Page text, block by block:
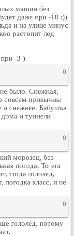
машин без
даже при -10 :))
и на улице минус
растопит лед
при -3 )
0
было. Снежная,
совсем привычны
и снежнее. Бабушка
дома и туннели
0
морозец, без
погода. То эта
тогда гололед,
погодка класс, и не
0
гололед, потому